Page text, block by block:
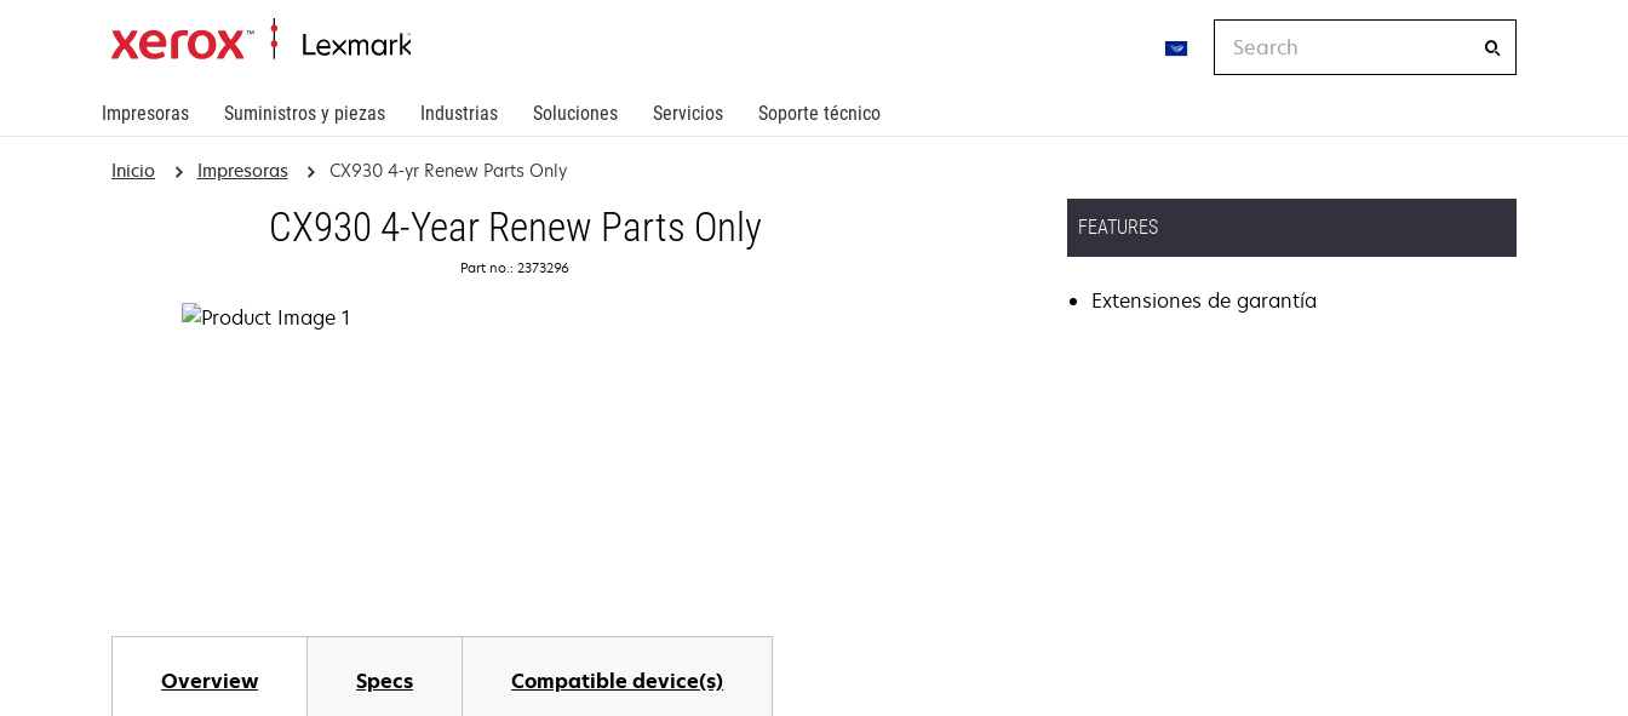
Impresoras Suministros y piezas Industrias Soluciones Servicios Soporte técnico
Inicio Impresoras CX930 4-yr Renew Parts Only
CX930 4-Year Renew Parts Only
Part no.: 2373296
FEATURES
Extensiones de garantía
Overview Specs Compatible device(s)